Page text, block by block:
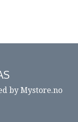
by Mystore.no